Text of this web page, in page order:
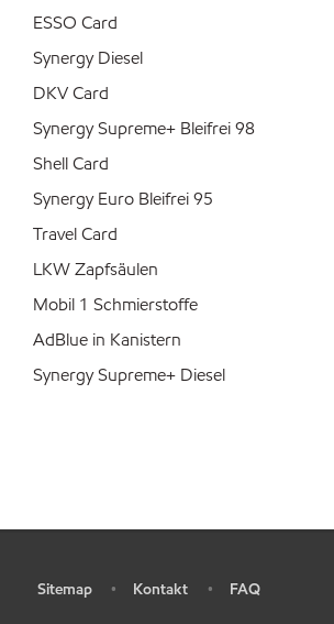
ESSO Card
Synergy Diesel
DKV Card
Synergy Supreme+ Bleifrei 98
Shell Card
Synergy Euro Bleifrei 95
Travel Card
LKW Zapfsäulen
Mobil 1 Schmierstoffe
AdBlue in Kanistern
Synergy Supreme+ Diesel
Sitemap • Kontakt • FAQ